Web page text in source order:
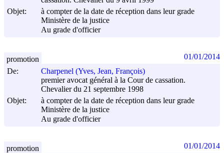
Objet:
à compter de la date de réception dans leur grade
Ministère de la justice
Au grade d'officier
De:
Charpenel (Yves, Jean, François)
premier avocat général à la Cour de cassation.
Chevalier du 21 septembre 1998
Objet:
à compter de la date de réception dans leur grade
Ministère de la justice
Au grade d'officier
promotion 01/01/2014
promotion 01/01/2014